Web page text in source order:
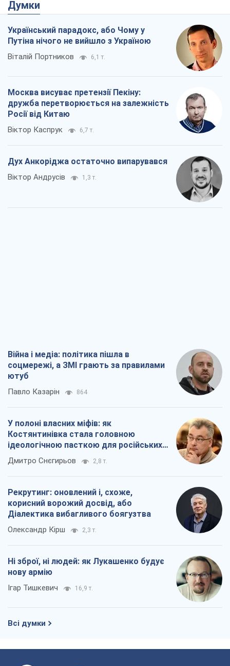
Думки
Український парадокс, або Чому у
Путіна нічого не вийшло з Україною
Віталій Портников 6,1 т.
Москва висуває претензії Пекіну:
дружба перетворюється на залежність
Росії від Китаю
Віктор Каспрук 6,7 т.
Дух Анкоріджа остаточно випарувався
Віктор Андрусів 1,3 т.
Війна і медіа: політика пішла в
соцмережі, а ЗМІ грають за правилами
ютуб
Павло Казарін 864
У полоні власних міфів: як
Костянтинівка стала головною
ідеологічною пасткою для російських
окупантів
Дмитро Снєгирьов 2,8 т.
Рекрутинг: оновлений і, схоже,
корисний ворожий досвід, або
Діалектика вибагливого боягузтва
Олександр Кірш 2,3 т.
Ні зброї, ні людей: як Лукашенко будує
нову армію
Ігар Тишкевич 16,9 т.
Всі думки